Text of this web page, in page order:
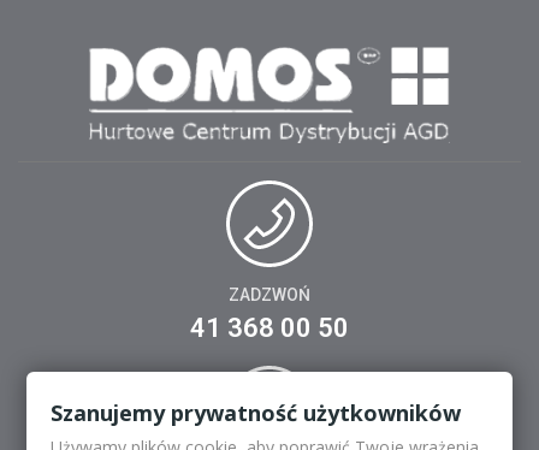
ZADZWOŃ
41 368 00 50
Szanujemy prywatność użytkowników